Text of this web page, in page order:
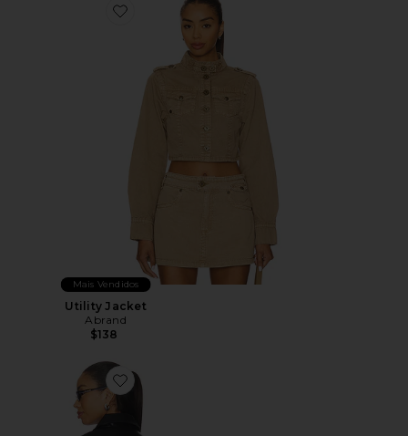
Favorite Utility Jacket
Mais Vendidos
Utility Jacket
Abrand
$138
Favorite Mia Faux Leather Jacket